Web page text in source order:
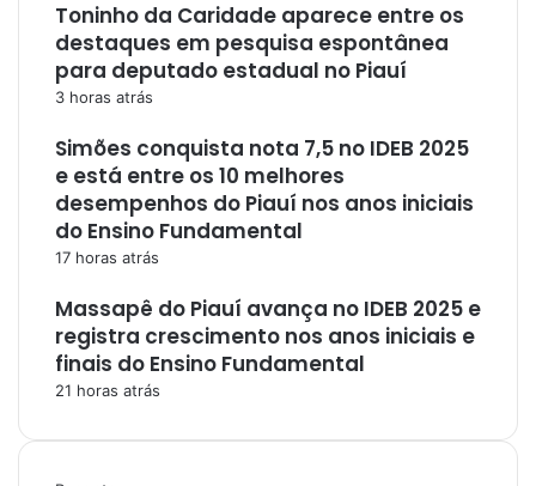
Toninho da Caridade aparece entre os
destaques em pesquisa espontânea
para deputado estadual no Piauí
3 horas atrás
Simões conquista nota 7,5 no IDEB 2025
e está entre os 10 melhores
desempenhos do Piauí nos anos iniciais
do Ensino Fundamental
17 horas atrás
Massapê do Piauí avança no IDEB 2025 e
registra crescimento nos anos iniciais e
finais do Ensino Fundamental
21 horas atrás